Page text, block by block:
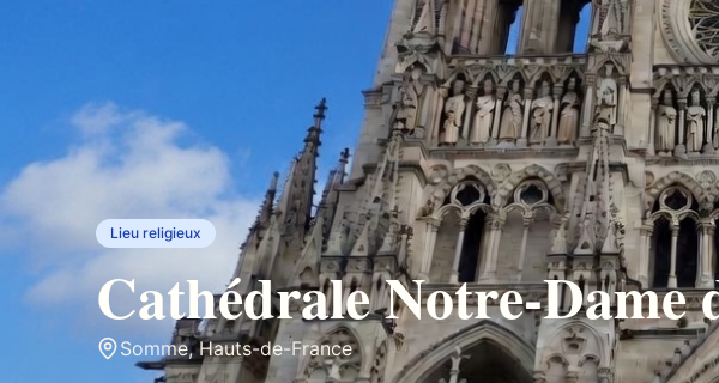
Lieu religieux
Cathédrale Notre-Dame
Somme,Hauts-de-France